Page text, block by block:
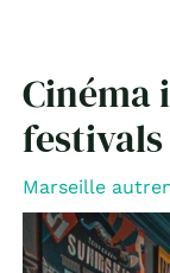
Cinéma
Marseille